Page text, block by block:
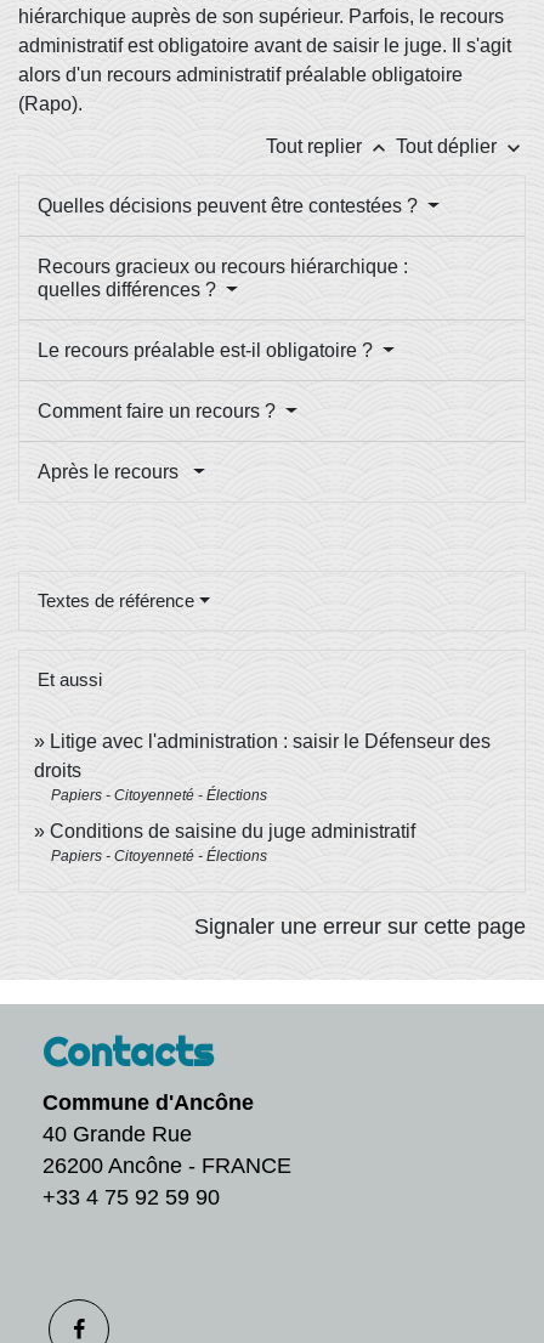
hiérarchique auprès de son supérieur. Parfois, le recours
administratif est obligatoire avant de saisir le juge. Il s'agit
alors d'un recours administratif préalable obligatoire
(Rapo).
Tout replier keyboard_arrow_up Tout déplier keyboard_arrow_down
Quelles décisions peuvent être contestées ?
Recours gracieux ou recours hiérarchique :
quelles différences ?
Le recours préalable est-il obligatoire ?
Comment faire un recours ?
Après le recours
Textes de référence
Et aussi
Litige avec l'administration : saisir le Défenseur des
droits
Papiers - Citoyenneté - Élections
Conditions de saisine du juge administratif
Papiers - Citoyenneté - Élections
Signaler une erreur sur cette page
Contacts
Commune d'Ancône
40 Grande Rue
26200 Ancône - FRANCE
+33 4 75 92 59 90